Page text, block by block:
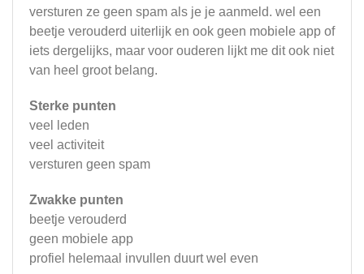
versturen ze geen spam als je je aanmeld. wel een
beetje verouderd uiterlijk en ook geen mobiele app of
iets dergelijks, maar voor ouderen lijkt me dit ook niet
van heel groot belang.
Sterke punten
veel leden
veel activiteit
versturen geen spam
Zwakke punten
beetje verouderd
geen mobiele app
profiel helemaal invullen duurt wel even